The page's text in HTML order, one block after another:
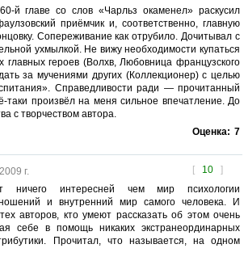
й главе со слов «Чарльз окаменел» раскусил
приёмчик и, соответственно, главную
Сопереживание как отрубило. Дочитывал с
ухмылкой. Не вижу необходимости купаться
героев (Волхв, Любовница французского
за мучениями других (Коллекционер) с целью
Справедливости ради — прочитанный
таки произвёл на меня сильное впечатление. До
с творчеством автора.
Оценка: 7
[ 10 ]
г.
ничего интересней чем мир психологии
и внутренний мир самого человека. И
авторов, кто умеют рассказать об этом очень
себе в помощь никаких экстранеординарных
Прочитал, что называется, на одном